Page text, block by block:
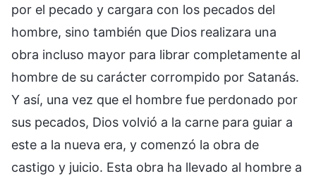
por el pecado y cargara con los pecados del
hombre, sino también que Dios realizara una
obra incluso mayor para librar completamente al
hombre de su carácter corrompido por Satanás.
Y así, una vez que el hombre fue perdonado por
sus pecados, Dios volvió a la carne para guiar a
este a la nueva era, y comenzó la obra de
castigo y juicio. Esta obra ha llevado al hombre a